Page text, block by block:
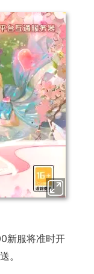
新服将准时开
。
死人不偿命
）